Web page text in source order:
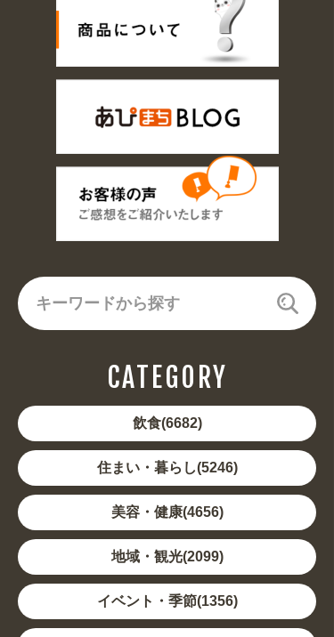
CATEGORY
飲食(6682)
住まい・暮らし(5246)
美容・健康(4656)
地域・観光(2099)
イベント・季節(1356)